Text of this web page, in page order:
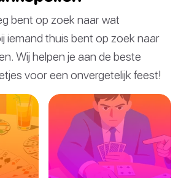
bent op zoek naar wat
iemand thuis bent op zoek naar
Wij helpen je aan de beste
voor een onvergetelijk feest!